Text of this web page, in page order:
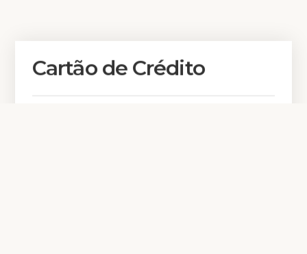
Cartão de Crédito